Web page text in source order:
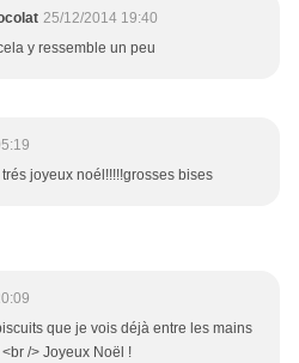
25/12/2014 19:40
y ressemble un peu
joyeux noél!!!!!grosses bises
que je vois déjà entre les mains
/> Joyeux Noël !